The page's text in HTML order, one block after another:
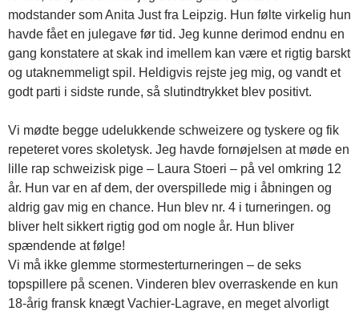
modstander som Anita Just fra Leipzig. Hun følte virkelig hun
havde fået en julegave før tid. Jeg kunne derimod endnu en
gang konstatere at skak ind imellem kan være et rigtig barskt
og utaknemmeligt spil. Heldigvis rejste jeg mig, og vandt et
godt parti i sidste runde, så slutindtrykket blev positivt.
Vi mødte begge udelukkende schweizere og tyskere og fik
repeteret vores skoletysk. Jeg havde fornøjelsen at møde en
lille rap schweizisk pige – Laura Stoeri – på vel omkring 12
år. Hun var en af dem, der overspillede mig i åbningen og
aldrig gav mig en chance. Hun blev nr. 4 i turneringen. og
bliver helt sikkert rigtig god om nogle år. Hun bliver
spændende at følge!
Vi må ikke glemme stormesterturneringen – de seks
topspillere på scenen. Vinderen blev overraskende en kun
18-årig fransk knægt Vachier-Lagrave, en meget alvorligt